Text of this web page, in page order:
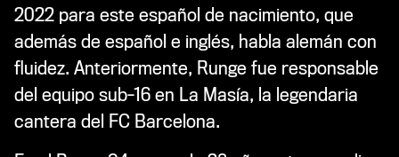
2022 para este español de nacimiento, que
además de español e inglés, habla alemán con
fluidez. Anteriormente, Runge fue responsable
del equipo sub-16 en La Masía, la legendaria
cantera del FC Barcelona.